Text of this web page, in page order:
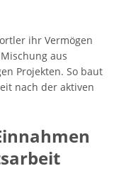
ihr Vermögen
aus
Projekten. So baut
nach der aktiven